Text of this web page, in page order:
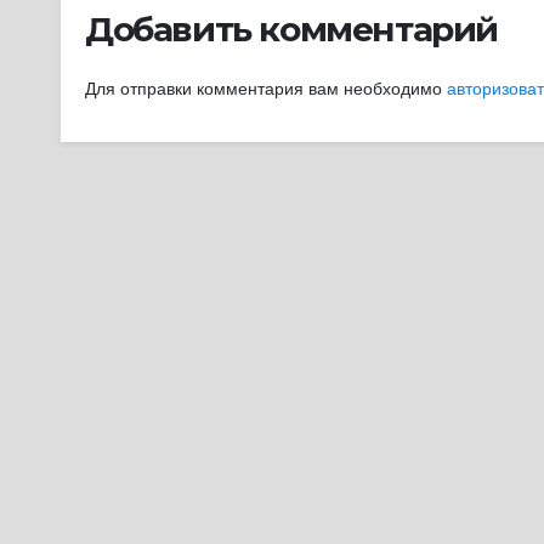
Добавить комментарий
Для отправки комментария вам необходимо